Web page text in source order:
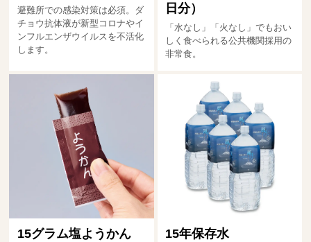
避難所での感染対策は必須。ダ
チョウ抗体液が新型コロナやイ
ンフルエンザウイルスを不活化
します。
日分）
「水なし」「火なし」でもおい
しく食べられる公共機関採用の
非常食。
15グラム塩ようかん 15年保存水